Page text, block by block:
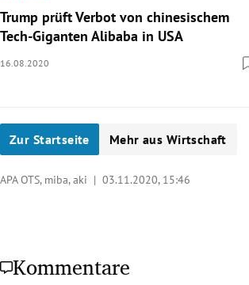
Trump prüft Verbot von chinesischem
Tech-Giganten Alibaba in USA
16.08.2020
Zur Startseite Mehr aus Wirtschaft
APA OTS, miba, aki | 03.11.2020, 15:46
Kommentare